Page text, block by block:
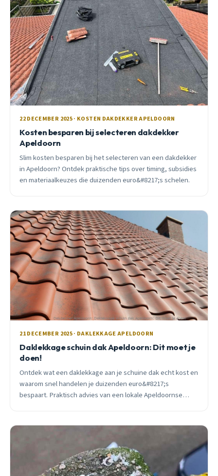
22 DECEMBER 2025 · KOSTEN DAKDEKKER APELDOORN
Kosten besparen bij selecteren dakdekker
Apeldoorn
Slim kosten besparen bij het selecteren van een dakdekker
in Apeldoorn? Ontdek praktische tips over timing, subsidies
en materiaalkeuzes die duizenden euro&#8217;s schelen.
21 DECEMBER 2025 · DAKLEKKAGE APELDOORN
Daklekkage schuin dak Apeldoorn: Dit moet je
doen!
Ontdek wat een daklekkage aan je schuine dak echt kost en
waarom snel handelen je duizenden euro&#8217;s
bespaart. Praktisch advies van een lokale Apeldoornse